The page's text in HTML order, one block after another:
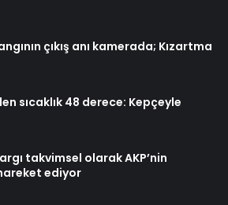
çıkış anı kamerada; Kızartma
sıcaklık 48 derece: Kepçeyle
takvimsel olarak AKP’nin
ediyor